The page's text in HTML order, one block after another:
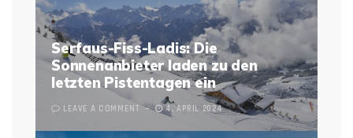
Serfaus-Fiss-Ladis: Die
Sonnenanbieter laden zu den
letzten Pistentagen ein
LEAVE A COMMENT 4. APRIL 2024